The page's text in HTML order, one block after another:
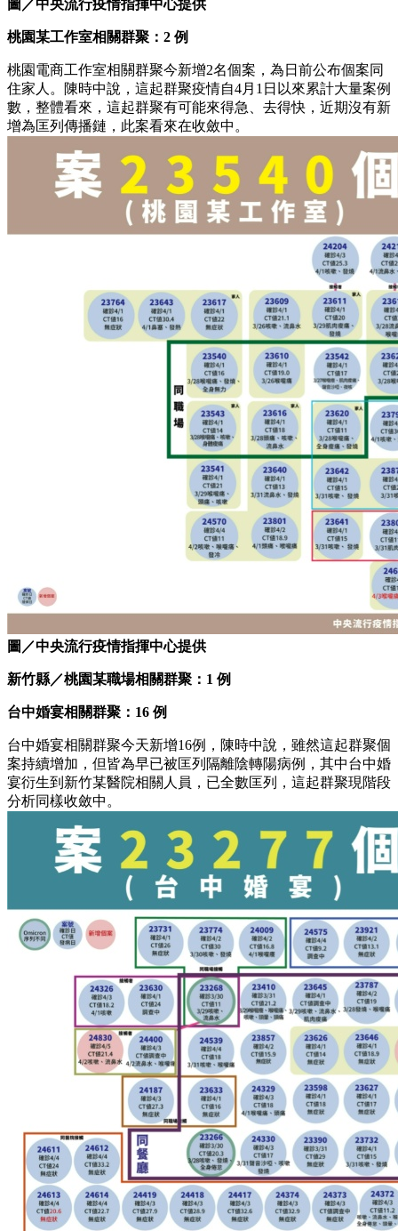
圖／中央流行疫情指揮中心提供
桃園某工作室相關群聚：2 例
桃園電商工作室相關群聚今新增2名個案，為日前公布個案同
住家人。陳時中說，這起群聚疫情自4月1日以來累計大量案例
數，整體看來，這起群聚有可能來得急、去得快，近期沒有新
增為匡列傳播鏈，此案看來在收斂中。
圖／中央流行疫情指揮中心提供
新竹縣／桃園某職場相關群聚：1 例
台中婚宴相關群聚：16 例
台中婚宴相關群聚今天新增16例，陳時中說，雖然這起群聚個
案持續增加，但皆為早已被匡列隔離陰轉陽病例，其中台中婚
宴衍生到新竹某醫院相關人員，已全數匡列，這起群聚現階段
分析同樣收斂中。